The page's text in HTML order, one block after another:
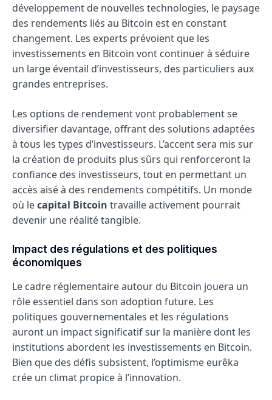
développement de nouvelles technologies, le paysage
des rendements liés au Bitcoin est en constant
changement. Les experts prévoient que les
investissements en Bitcoin vont continuer à séduire
un large éventail d’investisseurs, des particuliers aux
grandes entreprises.
Les options de rendement vont probablement se
diversifier davantage, offrant des solutions adaptées
à tous les types d’investisseurs. L’accent sera mis sur
la création de produits plus sûrs qui renforceront la
confiance des investisseurs, tout en permettant un
accès aisé à des rendements compétitifs. Un monde
où lecapital Bitcoin travaille activement pourrait
devenir une réalité tangible.
Impact des régulations et des politiques
économiques
Le cadre réglementaire autour du Bitcoin jouera un
rôle essentiel dans son adoption future. Les
politiques gouvernementales et les régulations
auront un impact significatif sur la manière dont les
institutions abordent les investissements en Bitcoin.
Bien que des défis subsistent, l’optimisme eurêka
crée un climat propice à l’innovation.